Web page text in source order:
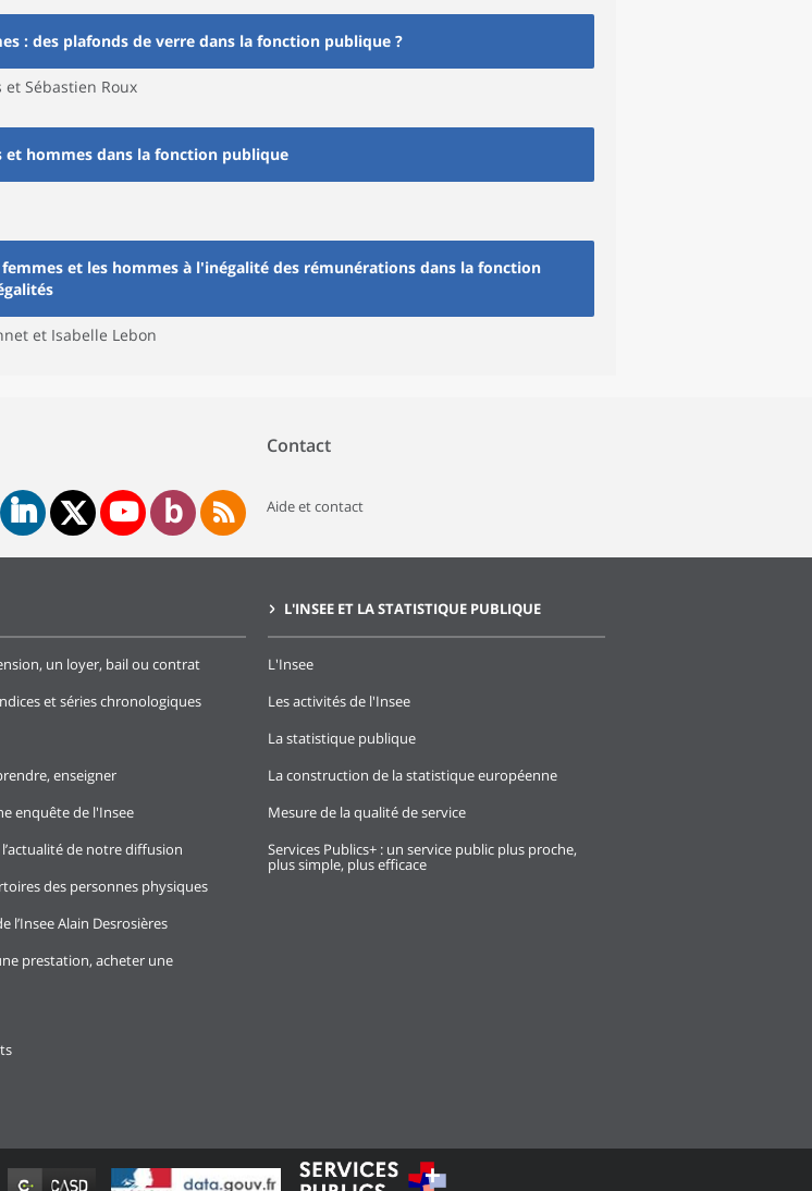
: des plafonds de verre dans la fonction publique ?
Sébastien Roux
hommes dans la fonction publique
et les hommes à l'inégalité des rémunérations dans la fonction
et Isabelle Lebon
Contact
Aide et contact
un loyer, bail ou contrat
et séries chronologiques
enseigner
enquête de l'Insee
l’actualité de notre diffusion
des personnes physiques
l’Insee Alain Desrosières
prestation, acheter une
L'INSEE ET LA STATISTIQUE PUBLIQUE
L'Insee
Les activités de l'Insee
La statistique publique
La construction de la statistique européenne
Mesure de la qualité de service
Services Publics+ : un service public plus proche,
plus simple, plus efficace